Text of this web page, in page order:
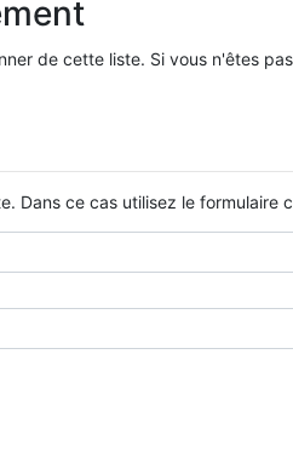
de cette liste. Si vous n'êtes
Dans ce cas utilisez le formulaire